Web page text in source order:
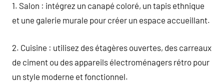
1. Salon : intégrez un canapé coloré, un tapis ethnique
et une galerie murale pour créer un espace accueillant.
2. Cuisine : utilisez des étagères ouvertes, des carreaux
de ciment ou des appareils électroménagers rétro pour
un style moderne et fonctionnel.